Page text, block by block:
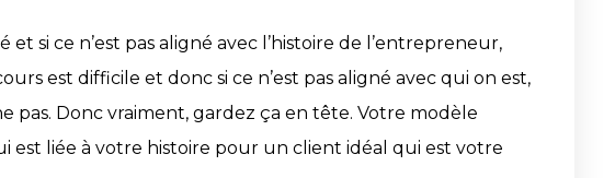
et si ce n’est pas aligné avec l’histoire de l’entrepreneur,
est difficile et donc si ce n’est pas aligné avec qui on est,
Donc vraiment, gardez ça en tête. Votre modèle
liée à votre histoire pour un client idéal qui est votre